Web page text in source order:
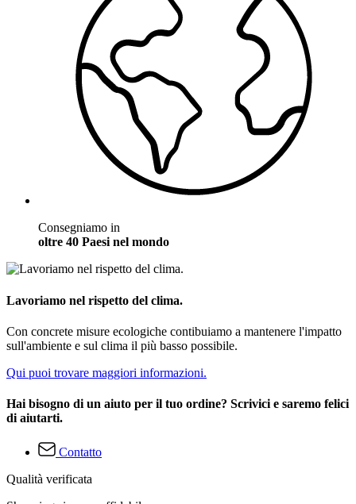
Consegniamo in
oltre 40 Paesi nel mondo
Lavoriamo nel rispetto del clima.
Con concrete misure ecologiche contibuiamo a mantenere l'impatto
sull'ambiente e sul clima il più basso possibile.
Qui puoi trovare maggiori informazioni.
Hai bisogno di un aiuto per il tuo ordine? Scrivici e saremo felici
di aiutarti.
Contatto
Qualità verificata